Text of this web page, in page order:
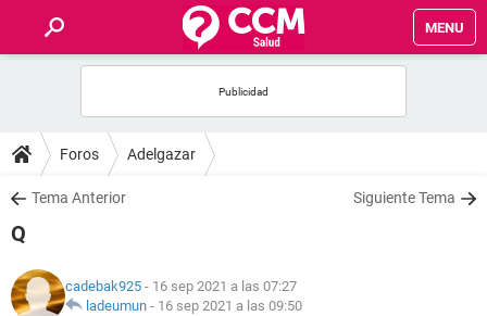
MENU
FOROS
SALUD
FAMILIA
NUTRICIÓN
Foros Adelgazar
Tema Anterior Siguiente Tema
Q
cadebak925 - 16 sep 2021 a las 07:27
ladeumun - 16 sep 2021 a las 09:50